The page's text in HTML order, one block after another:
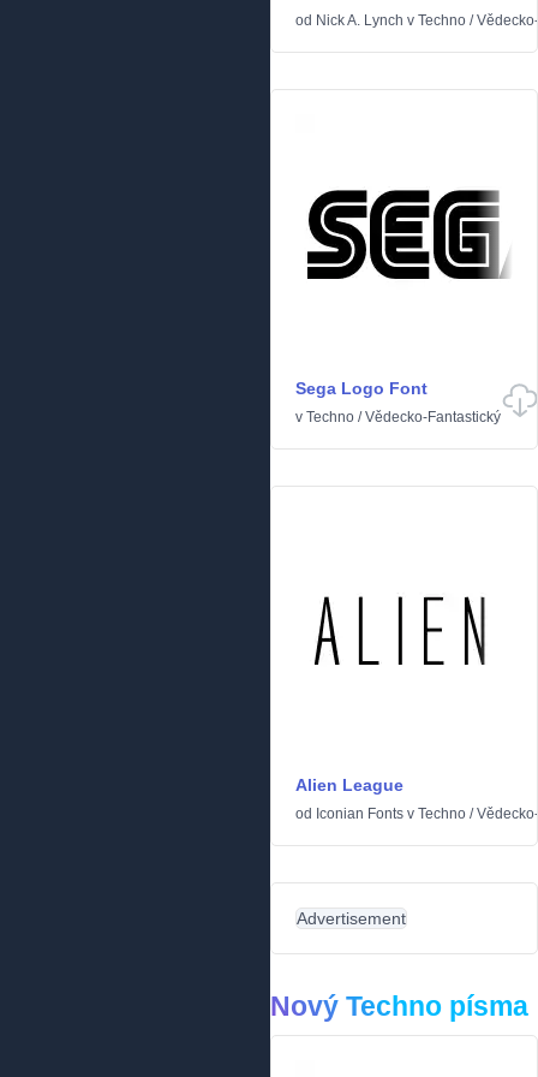
od Nick A. Lynch v Techno /
Sega Logo Font
v Techno /Vědecko-Fantastický
Alien League
od Iconian Fonts v Techno /
Advertisement
Nový Techno písma